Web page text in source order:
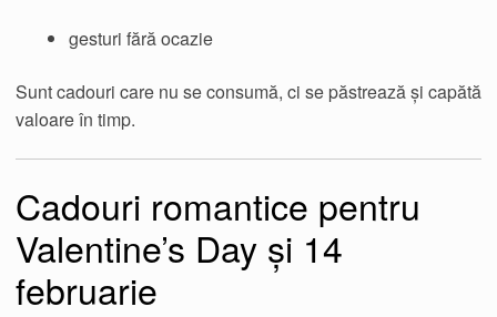
gesturi fără ocazie
Sunt cadouri care nu se consumă, ci se păstrează și capătă
valoare în timp.
Cadouri romantice pentru
Valentine’s Day și 14
februarie